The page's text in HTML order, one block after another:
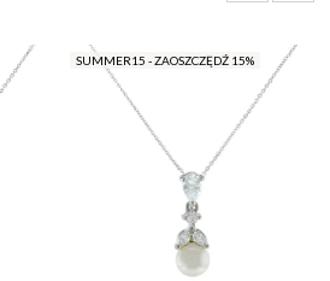
SUMMER15 - ZAOSZCZĘDŹ 15%